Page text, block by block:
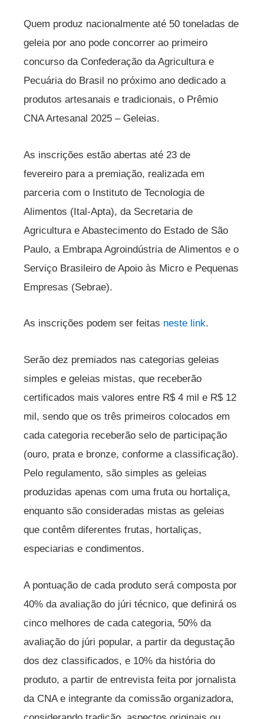
Quem produz nacionalmente até 50 toneladas de
geleia por ano pode concorrer ao primeiro
concurso da Confederação da Agricultura e
Pecuária do Brasil no próximo ano dedicado a
produtos artesanais e tradicionais, o Prêmio
CNA Artesanal 2025 – Geleias.
As inscrições estão abertas até 23 de
fevereiro para a premiação, realizada em
parceria com o Instituto de Tecnologia de
Alimentos (Ital-Apta), da Secretaria de
Agricultura e Abastecimento do Estado de São
Paulo, a Embrapa Agroindústria de Alimentos e o
Serviço Brasileiro de Apoio às Micro e Pequenas
Empresas (Sebrae).
As inscrições podem ser feitas neste link.
Serão dez premiados nas categorias geleias
simples e geleias mistas, que receberão
certificados mais valores entre R$ 4 mil e R$ 12
mil, sendo que os três primeiros colocados em
cada categoria receberão selo de participação
(ouro, prata e bronze, conforme a classificação).
Pelo regulamento, são simples as geleias
produzidas apenas com uma fruta ou hortaliça,
enquanto são consideradas mistas as geleias
que contêm diferentes frutas, hortaliças,
especiarias e condimentos.
A pontuação de cada produto será composta por
40% da avaliação do júri técnico, que definirá os
cinco melhores de cada categoria, 50% da
avaliação do júri popular, a partir da degustação
dos dez classificados, e 10% da história do
produto, a partir de entrevista feita por jornalista
da CNA e integrante da comissão organizadora,